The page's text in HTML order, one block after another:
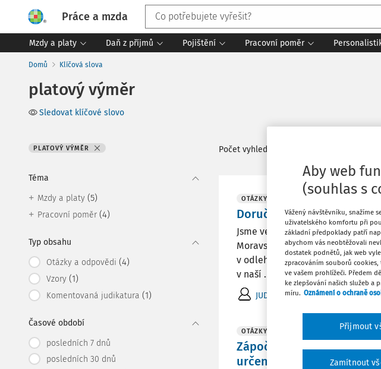
Práce a mzda
Mzdy a platy Daň z příjmů Pojištění Pracovní poměr
Domů Klíčová slova
platový výměr
Sledovat klíčové slovo
PLATOVÝ VÝMĚR
Téma
Mzdy a platy (5)
Pracovní poměr (4)
Typ obsahu
Otázky a odpovědi (4)
Vzory (1)
Komentovaná judikatura (1)
Časové období
posledních 7 dnů
posledních 30 dnů
Počet vyhledaných dokumentů:
OTÁZKY A ODPOVĚDI
Doručování platového
Jsme velká organizace a máme
Moravskoslezském kraji,
v odlehlejších lokalitách, aby to
v naší ...
JUDr. Petr Bukovjan Vydáno:
OTÁZKY A ODPOVĚDI
Zápočet rodičovské
určení platového stupně
Aby web
(souhlas s
Vážený návštěvníku, snažíme
uživatelského komfortu při
základní předpoklady patří
abychom vás neobtěžovali
dostatek podnětů, jak web
zpracováním souborů
ve vašem prohlížeči. Předem
ke zlepšování našich služeb a
míru. Oznámení o ochraně
Zamítnout
Přijmout